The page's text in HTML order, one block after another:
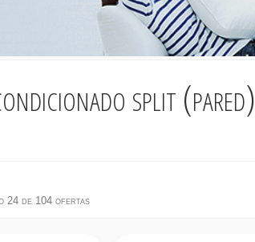
split (pared)
24 de 104 ofertas